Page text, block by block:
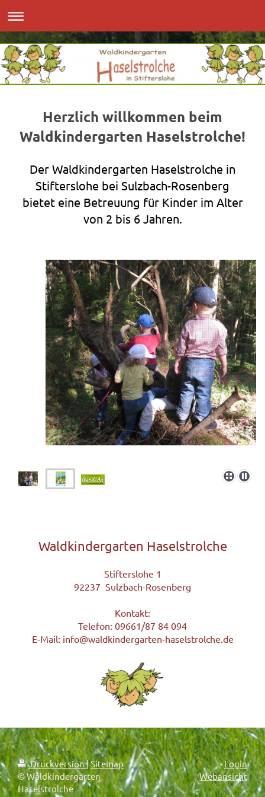
Herzlich willkommen beim
Waldkindergarten Haselstrolche!
Der Waldkindergarten Haselstrolche in
Stifterslohe bei Sulzbach-Rosenberg
bietet eine Betreuung für Kinder im Alter
von 2 bis 6 Jahren.
Waldkindergarten Haselstrolche
Stifterslohe 1
92237 Sulzbach-Rosenberg
Kontakt:
Telefon: 09661/87 84 094
E-Mail: info@waldkindergarten-haselstrolche.de
Druckversion|Sitemap
© Waldkindergarten
Haselstrolche
Login
Webansicht